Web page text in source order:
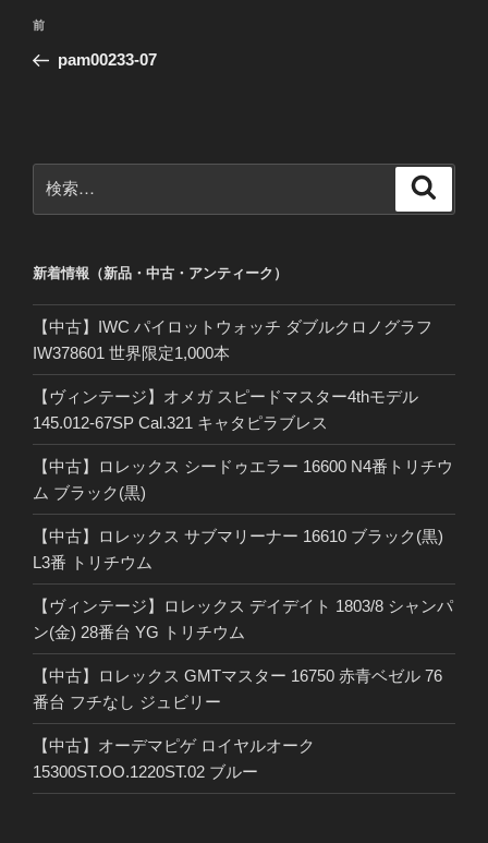
投
ナ
ー
シ
前
の
前
pam00233-07
索:
新着情報（新品・中古・アンティーク）
【中古】IWC パイロットウォッチ ダブルクロノグラフ
IW378601 世界限定1,000本
【ヴィンテージ】オメガ スピードマスター4thモデル
145.012-67SP Cal.321 キャタピラブレス
【中古】ロレックス シードゥエラー 16600 N4番トリチウ
ム ブラック(黒)
【中古】ロレックス サブマリーナー 16610 ブラック(黒)
L3番 トリチウム
【ヴィンテージ】ロレックス デイデイト 1803/8 シャンパ
ン(金) 28番台 YG トリチウム
【中古】ロレックス GMTマスター 16750 赤青ベゼル 76
番台 フチなし ジュビリー
【中古】オーデマピゲ ロイヤルオーク
15300ST.OO.1220ST.02 ブルー